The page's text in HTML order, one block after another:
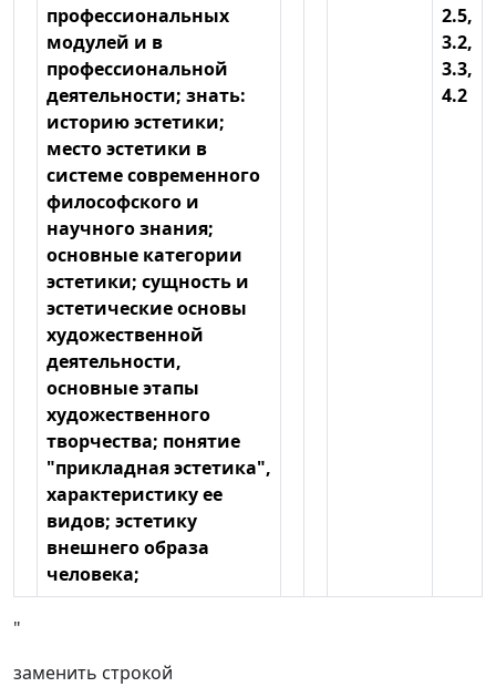
профессиональных
модулей и в
профессиональной
деятельности; знать:
историю эстетики;
место эстетики в
системе современного
философского и
научного знания;
основные категории
эстетики; сущность и
эстетические основы
художественной
деятельности,
основные этапы
художественного
творчества; понятие
"прикладная эстетика",
характеристику ее
видов; эстетику
внешнего образа
человека;
2.5,
3.2,
3.3,
4.2
"
заменить строкой